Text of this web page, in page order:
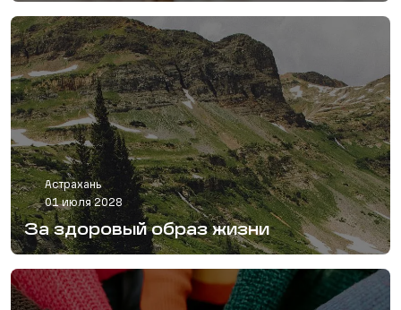
Астрахань
01 июля 2028
За здоровый образ жизни